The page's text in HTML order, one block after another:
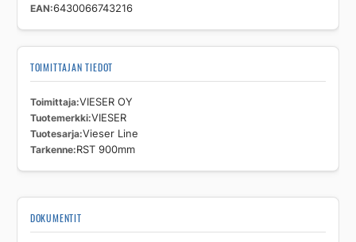
EAN 6430066743216
TOIMITTAJAN TIEDOT
Toimittaja VIESER OY
Tuotemerkki VIESER
Tuotesarja Vieser Line
Tarkenne RST 900mm
DOKUMENTIT